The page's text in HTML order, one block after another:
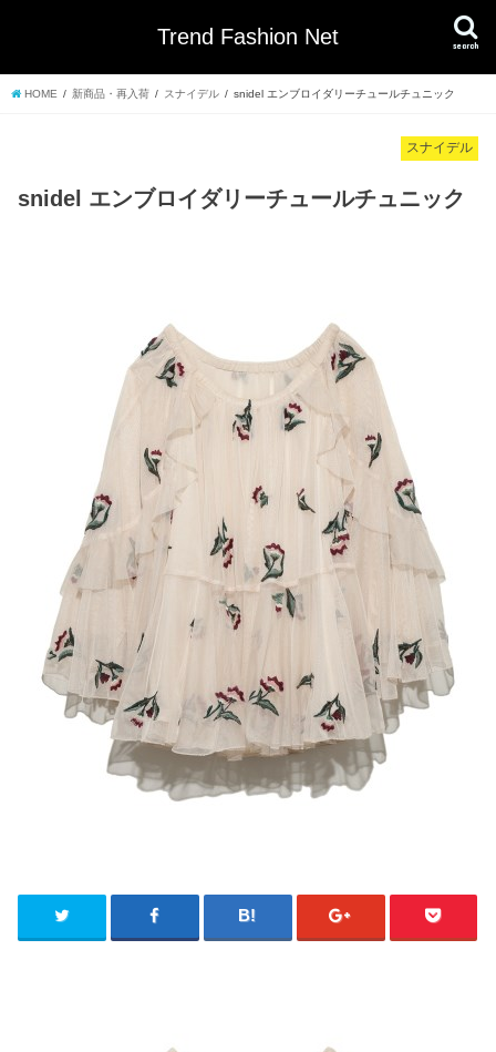
Trend Fashion Net search
HOME 新商品・再入荷 スナイデル snidel エンブロイダリーチュールチュニック
スナイデル
snidel エンブロイダリーチュールチュニック